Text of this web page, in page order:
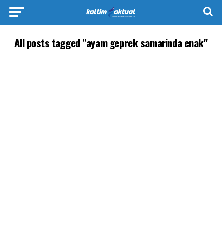
All posts tagged "ayam geprek samarinda enak"